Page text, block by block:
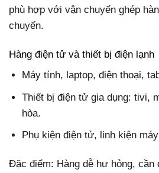
phù hợp với vận chuyển ghép
chuyến.
Hàng điện tử và thiết bị điện lạnh
Máy tính, laptop, điện thoại,
Thiết bị điện tử gia dụng: tivi,
hòa.
Phụ kiện điện tử, linh kiện
Đặc điểm: Hàng dễ hư hỏng,